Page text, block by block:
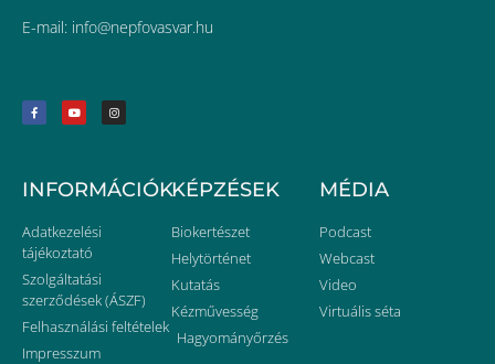
E-mail: uh.ravsavofpen@ofni
INFORMÁCIÓK
Adatkezelési
tájékoztató
Szolgáltatási
szerződések (ÁSZF)
Felhasználási feltételek
Impresszum
KÉPZÉSEK
Biokertészet
Helytörténet
Kutatás
Kézművesség
Hagyományőrzés
MÉDIA
Podcast
Webcast
Video
Virtuális séta